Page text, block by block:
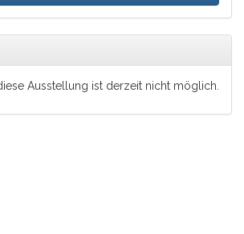
Ausstellung ist derzeit nicht möglich.